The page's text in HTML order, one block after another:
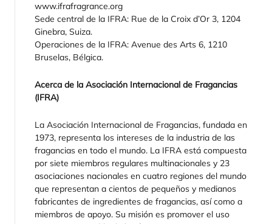
www.ifrafragrance.org
Sede central de la IFRA: Rue de la Croix d’Or 3, 1204
Ginebra, Suiza.
Operaciones de la IFRA: Avenue des Arts 6, 1210
Bruselas, Bélgica.
Acerca de la Asociación Internacional de Fragancias
(IFRA)
La Asociación Internacional de Fragancias, fundada en
1973, representa los intereses de la industria de las
fragancias en todo el mundo. La IFRA está compuesta
por siete miembros regulares multinacionales y 23
asociaciones nacionales en cuatro regiones del mundo
que representan a cientos de pequeños y medianos
fabricantes de ingredientes de fragancias, así como a
miembros de apoyo. Su misión es promover el uso